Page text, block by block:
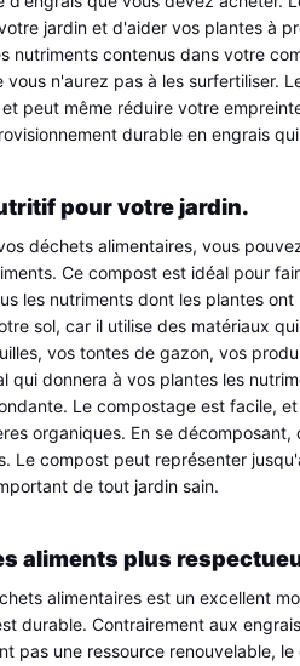
jardin et d'aider vos plantes à
nutriments contenus dans votre
n'aurez pas à les surfertiliser.
peut même réduire votre
durable en engrais
pour votre jardin.
déchets alimentaires, vous
Ce compost est idéal pour
les nutriments dont les plantes
sol, car il utilise des matériaux
vos tontes de gazon, vos
qui donnera à vos plantes les
Le compostage est facile,
organiques. En se
Le compost peut représenter
de tout jardin sain.
aliments plus
alimentaires est un excellent
durable. Contrairement aux
pas une ressource renouvelable,